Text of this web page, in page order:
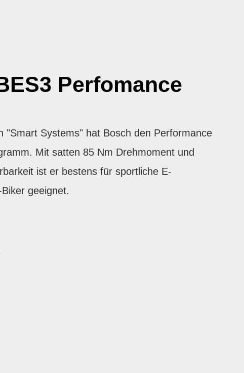
Perfomance
"Smart Systems" hat Bosch den Performance
Mit satten 85 Nm Drehmoment und
ist er bestens für sportliche E-
geeignet.